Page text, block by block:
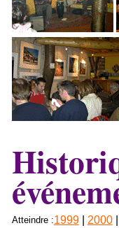
Atteindre :1999| 2000